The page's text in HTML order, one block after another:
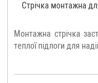
Стрічка монтажна
Монтажна стрічка
теплої підлоги для